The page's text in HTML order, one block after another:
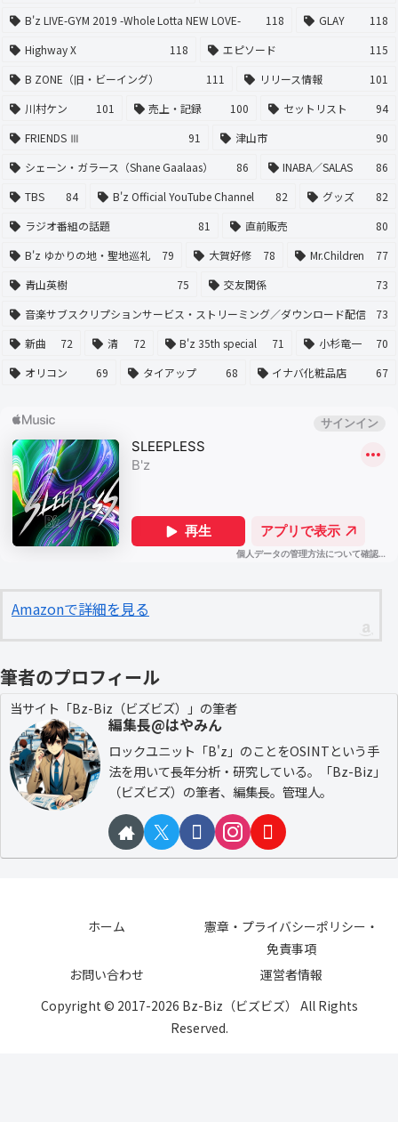
B'z LIVE-GYM 2019 -Whole Lotta NEW LOVE-
118 GLAY
118
Highway X
118 エピソード
115
B ZONE（旧・ビーイング）
111 リリース情報
101
川村ケン
101 売上・記録 100 セットリスト
94
FRIENDS Ⅲ
91 津山市
90
シェーン・ガラース（Shane Gaalaas）
86 INABA／SALAS
86
TBS
84 B'z Official YouTube Channel 82 グッズ
82
ラジオ番組の話題
81 直前販売
80
B'z ゆかりの地・聖地巡礼
79 大賀好修 78 Mr.Children
77
青山英樹
75 交友関係
73
音楽サブスクリプションサービス・ストリーミング／ダウンロード配信
73
新曲
72 清 72 B'z 35th special 71 小杉竜一
70
オリコン
69 タイアップ 68 イナバ化粧品店 67
Amazonで詳細を見る
筆者のプロフィール
当サイト「Bz-Biz（ビズビズ）」の筆者
編集長@はやみん
ロックユニット「B'z」のことをOSINTという手
法を用いて長年分析・研究している。「Bz-Biz」
（ビズビズ）の筆者、編集長。管理人。
ホーム
憲章・プライバシーポリシー・
免責事項
お問い合わせ
運営者情報
Copyright © 2017-2026 Bz-Biz（ビズビズ） All Rights
Reserved.